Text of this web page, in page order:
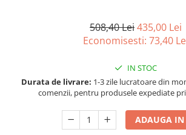
■ Filtre epurator
508,40 Lei435,00 Lei
Economisesti: 73,40
IN STOC
Durata de livrare: 1-3 zile lucratoare din
comenzii, pentru produsele expediate
ADAUGA IN